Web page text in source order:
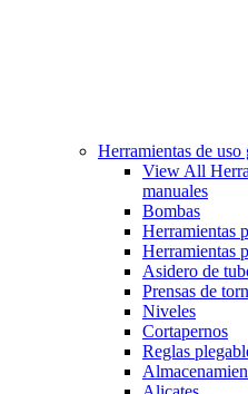
Herramientas de uso
View All
manuales
Bombas
Herramientas
Herramientas
Asidero de
Prensas de
Niveles
Cortapernos
Reglas